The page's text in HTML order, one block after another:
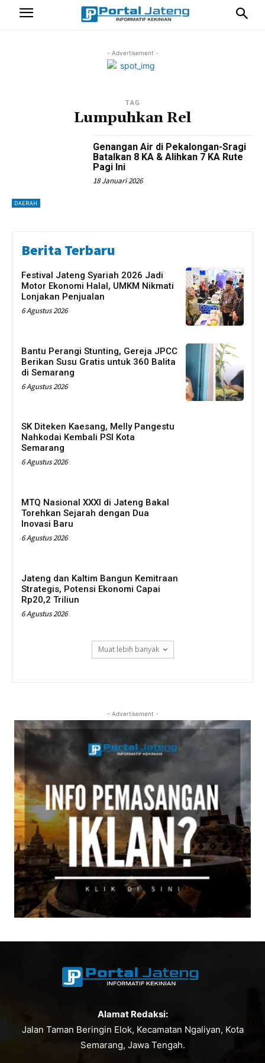
- Advertisement -
TAG
Lumpuhkan Rel
DAERAH
Genangan Air di Pekalongan-Sragi
Batalkan 8 KA & Alihkan 7 KA Rute
Pagi Ini
18 Januari 2026
Berita Terbaru
Festival Jateng Syariah 2026 Jadi
Motor Ekonomi Halal, UMKM Nikmati
Lonjakan Penjualan
6 Agustus 2026
Bantu Perangi Stunting, Gereja JPCC
Berikan Susu Gratis untuk 360 Balita
di Semarang
6 Agustus 2026
SK Diteken Kaesang, Melly Pangestu
Nahkodai Kembali PSI Kota
Semarang
6 Agustus 2026
MTQ Nasional XXXI di Jateng Bakal
Torehkan Sejarah dengan Dua
Inovasi Baru
6 Agustus 2026
Jateng dan Kaltim Bangun Kemitraan
Strategis, Potensi Ekonomi Capai
Rp20,2 Triliun
6 Agustus 2026
Muat lebih banyak
- Advertisement -
Alamat Redaksi:
Jalan Taman Beringin Elok, Kecamatan Ngaliyan, Kota
Semarang, Jawa Tengah.